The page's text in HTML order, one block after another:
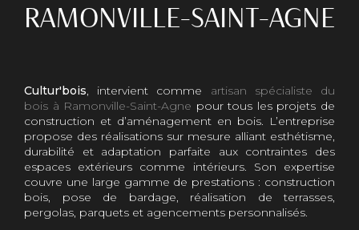
RAMONVILLE-SAINT-AGNE
Cultur'bois, intervient comme artisan spécialiste du
bois à Ramonville-Saint-Agne pour tous les projets de
construction et d’aménagement en bois. L’entreprise
propose des réalisations sur mesure alliant esthétisme,
durabilité et adaptation parfaite aux contraintes des
espaces extérieurs comme intérieurs. Son expertise
couvre une large gamme de prestations : construction
bois, pose de bardage, réalisation de terrasses,
pergolas, parquets et agencements personnalisés.